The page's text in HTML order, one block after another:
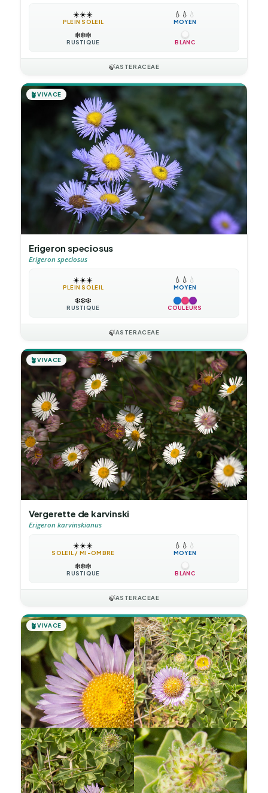
☀️☀️☀️
PLEIN SOLEIL
💧 💧 💧
MOYEN
❄️❄️❄️
RUSTIQUE BLANC
🍃ASTERACEAE
🪴VIVACE
Erigeron speciosus
Erigeron speciosus
☀️☀️☀️
PLEIN SOLEIL
💧 💧 💧
MOYEN
❄️❄️❄️
RUSTIQUE COULEURS
🍃ASTERACEAE
🪴VIVACE
Vergerette de karvinski
Erigeron karvinskianus
☀️☀️☀️
SOLEIL / MI-OMBRE
💧 💧 💧
MOYEN
❄️❄️❄️
RUSTIQUE BLANC
🍃ASTERACEAE
🪴VIVACE